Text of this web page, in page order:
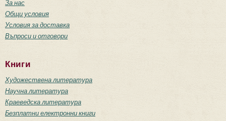
За нас
Общи условия
Условия за доставка
Въпроси и отговори
Книги
Художествена литература
Научна литература
Краеведска литература
Безплатни електронни книги